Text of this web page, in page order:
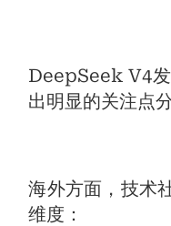
DeepSeek V4
出明显的关注点
海外方面，技术
维度：